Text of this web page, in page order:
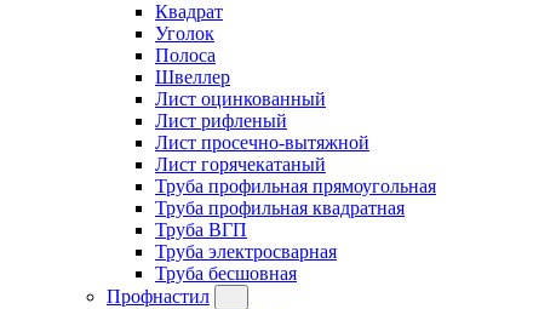
Квадрат
Уголок
Полоса
Швеллер
Лист оцинкованный
Лист рифленый
Лист просечно-вытяжной
Лист горячекатаный
Труба профильная прямоугольная
Труба профильная квадратная
Труба ВГП
Труба электросварная
Труба бесшовная
Профнастил